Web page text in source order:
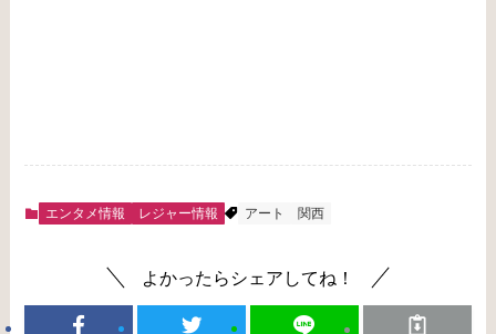
エンタメ情報 レジャー情報 アート 関西
よかったらシェアしてね！